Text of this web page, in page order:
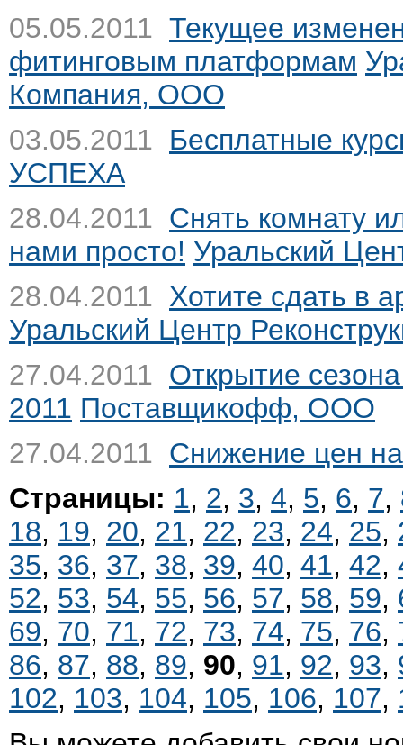
05.05.2011 Текущее
фитинговым платформам
Компания, ООО
03.05.2011 Бесплатные
УСПЕХА
28.04.2011 Снять комнату
нами просто! Уральский
28.04.2011 Хотите сдать в
Уральский Центр
27.04.2011 Открытие
2011 Поставщикофф, ООО
27.04.2011 Снижение цен
Страницы: 1, 2, 3, 4, 5, 6, 7,
18, 19, 20, 21, 22, 23, 24, 25,
35, 36, 37, 38, 39, 40, 41, 42,
52, 53, 54, 55, 56, 57, 58, 59,
69, 70, 71, 72, 73, 74, 75, 76,
86, 87, 88, 89, 90, 91, 92, 93,
102, 103, 104, 105, 106, 107,